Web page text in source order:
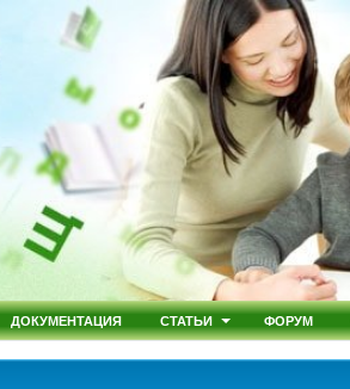
ДОКУМЕНТАЦИЯ СТАТЬИ ФОРУМ